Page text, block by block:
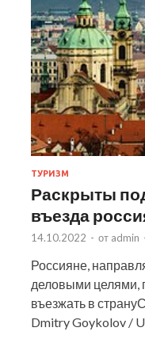
ТУРИЗМ
Раскрыты
въезда
14.10.2022 - от admin
Россияне,
деловыми целями,
въезжать в
Dmitry Goykolov /